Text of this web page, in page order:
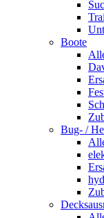
Boote
Bug- /